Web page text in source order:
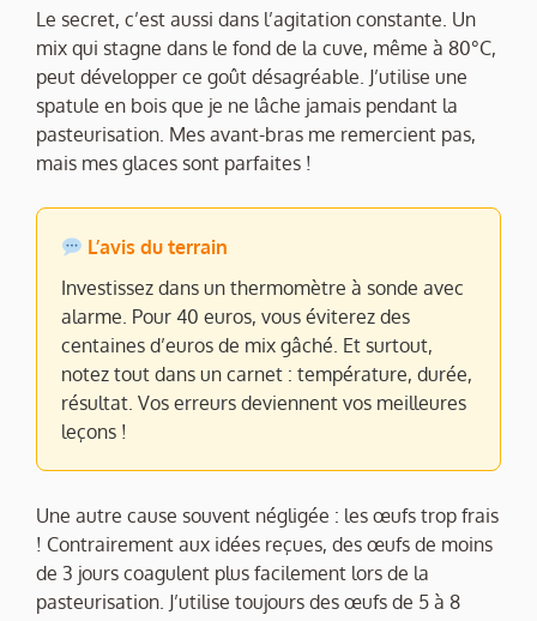
Le secret, c’est aussi dans l’agitation constante. Un
mix qui stagne dans le fond de la cuve, même à 80°C,
peut développer ce goût désagréable. J’utilise une
spatule en bois que je ne lâche jamais pendant la
pasteurisation. Mes avant-bras me remercient pas,
mais mes glaces sont parfaites !
L’avis du terrain
Investissez dans un thermomètre à sonde avec
alarme. Pour 40 euros, vous éviterez des
centaines d’euros de mix gâché. Et surtout,
notez tout dans un carnet : température, durée,
résultat. Vos erreurs deviennent vos meilleures
leçons !
Une autre cause souvent négligée : les œufs trop frais
! Contrairement aux idées reçues, des œufs de moins
de 3 jours coagulent plus facilement lors de la
pasteurisation. J’utilise toujours des œufs de 5 à 8